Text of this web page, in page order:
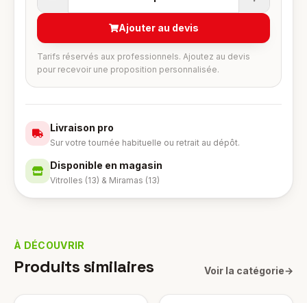
Ajouter au devis
Tarifs réservés aux professionnels. Ajoutez au devis
pour recevoir une proposition personnalisée.
Livraison pro
Sur votre tournée habituelle ou retrait au dépôt.
Disponible en magasin
Vitrolles (13) & Miramas (13)
À DÉCOUVRIR
Produits similaires Voir la catégorie→